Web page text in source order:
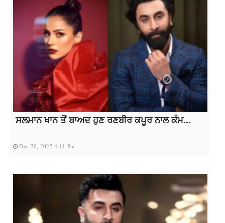
ਸਲਮਾਨ ਖਾਨ ਤੋਂ ਬਾਅਦ ਹੁਣ ਰਣਬੀਰ ਕਪੂਰ ਨਾਲ ਕੰਮ...
Dec 30, 2023 4:11 Pm